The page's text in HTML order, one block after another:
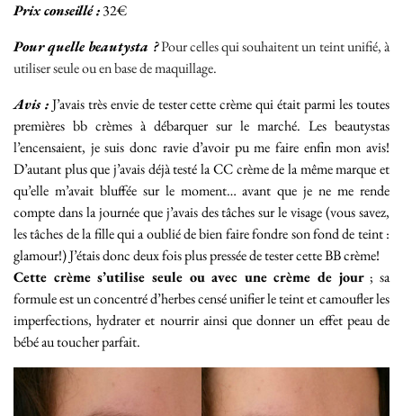
Prix conseillé :32€
Pour quelle beautysta ?Pour celles qui souhaitent un teint unifié, à
utiliser seule ou en base de maquillage.
Avis :J’avais très envie de tester cette crème qui était parmi les toutes
premières bb crèmes à débarquer sur le marché. Les beautystas
l’encensaient, je suis donc ravie d’avoir pu me faire enfin mon avis!
D’autant plus que j’avais déjà testé la CC crème de la même marque et
qu’elle m’avait bluffée sur le moment… avant que je ne me rende
compte dans la journée que j’avais des tâches sur le visage (vous savez,
les tâches de la fille qui a oublié de bien faire fondre son fond de teint :
glamour!) J’étais donc deux fois plus pressée de tester cette BB crème!
Cette crème s’utilise seule ou avec une crème de jour; sa
formule est un concentré d’herbes censé unifier le teint et camoufler les
imperfections, hydrater et nourrir ainsi que donner un effet peau de
bébé au toucher parfait.